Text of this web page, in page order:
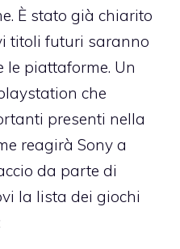
È stato già chiarito
titoli futuri saranno
le piattaforme. Un
che
presenti nella
reagirà Sony a
da parte di
la lista dei giochi